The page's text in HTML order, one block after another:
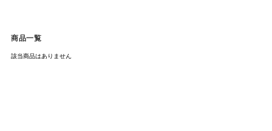
商品一覧
該当商品はありません